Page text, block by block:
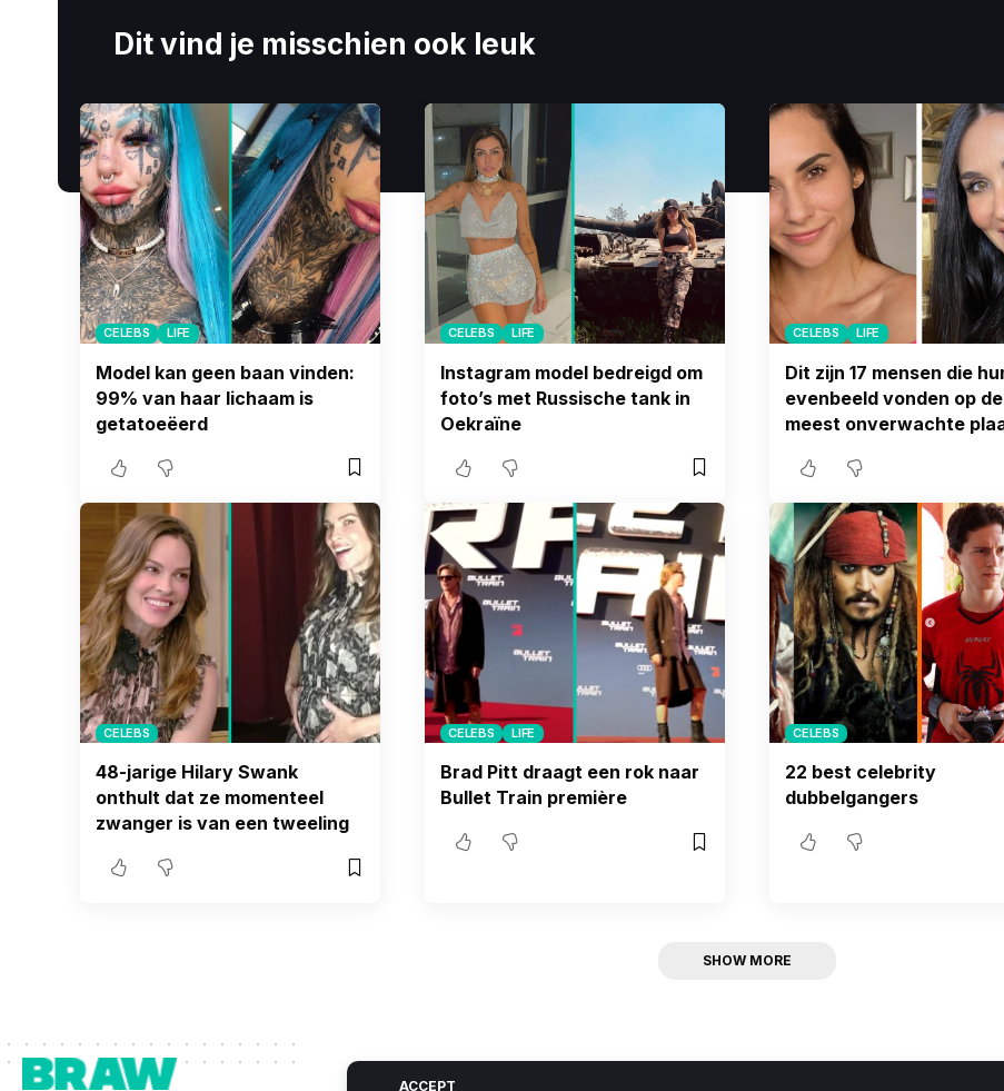
ACCEPT
Dit vind je misschien ook leuk
CELEBS LIFE
Model kan geen baan vinden:
99% van haar lichaam is
getatoeëerd
CELEBS LIFE
Instagram model bedreigd om
foto’s met Russische tank in
Oekraïne
CELEBS LIFE
Dit zijn 17 mensen die
evenbeeld vonden op de
meest onverwachte
CELEBS
48-jarige Hilary Swank
onthult dat ze momenteel
zwanger is van een tweeling
CELEBS LIFE
Brad Pitt draagt een ​​rok naar
Bullet Train première
CELEBS
22 best celebrity
dubbelgangers
SHOW MORE